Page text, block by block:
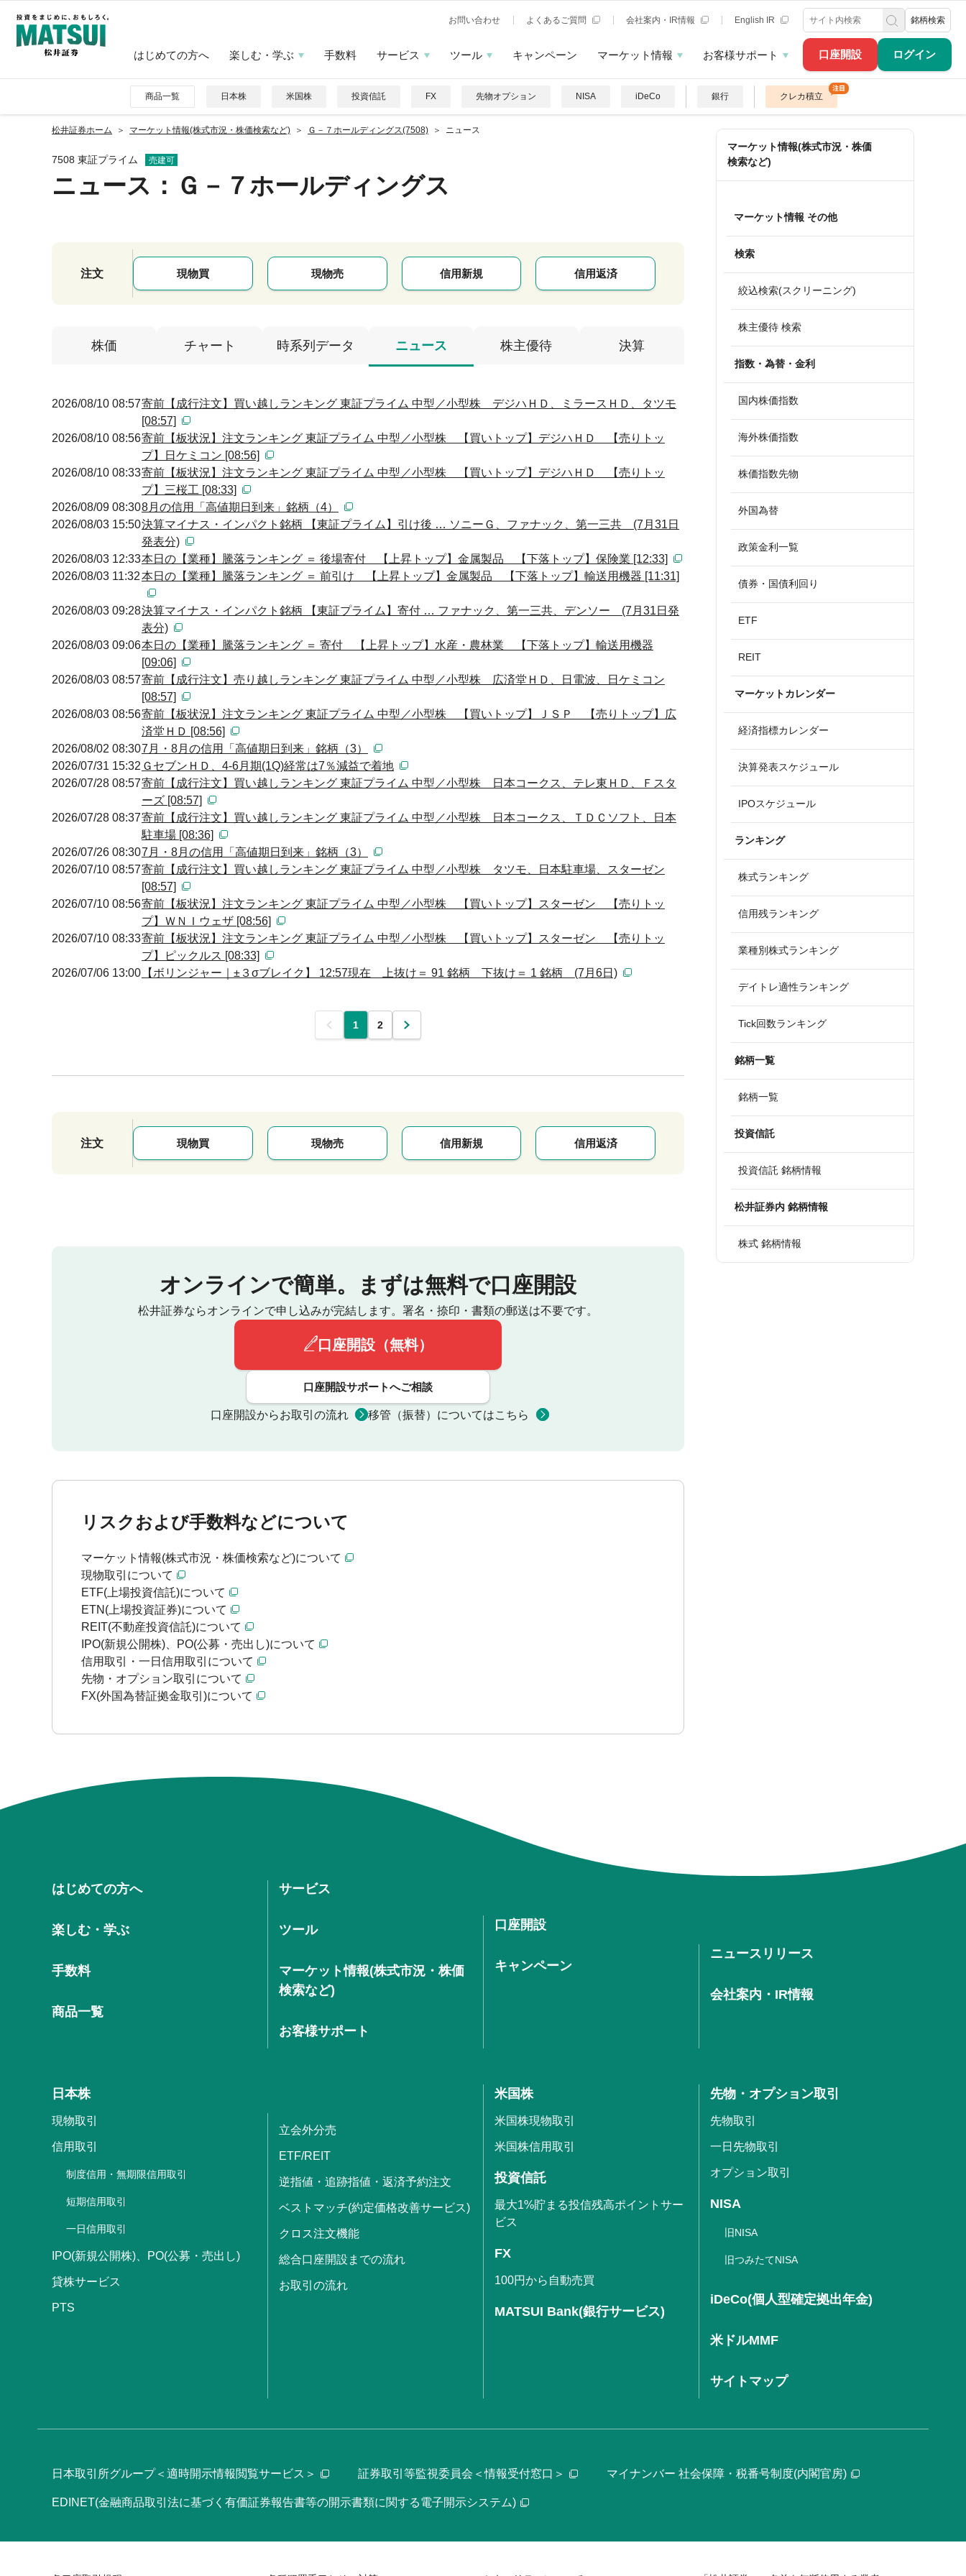
口座開設 ログイン
お問い合わせ よくあるご質問 会社案内・IR情報 English IR 銘柄検索
はじめての方へ 楽しむ・学ぶ 手数料 サービス ツール キャンペーン マーケット情報 お客様サポート
商品一覧 日本株 米国株 投資信託 FX 先物オプション NISA iDeCo 銀行 クレカ積立
松井証券ホーム マーケット情報(株式市況・株価検索など) Ｇ－７ホールディングス(7508) ニュース
7508 東証プライム 売建可
ニュース ：Ｇ－７ホールディングス
注文 現物買 現物売 信用新規 信用返済
株価 チャート 時系列データ ニュース 株主優待 決算
2026/08/10 08:57寄前【成行注文】買い越しランキング 東証プライム 中型／小型株 デジハＨＤ、ミラースＨＤ、タツモ
[08:57]
2026/08/10 08:56寄前【板状況】注文ランキング 東証プライム 中型／小型株 【買いトップ】デジハＨＤ 【売りトッ
プ】日ケミコン [08:56]
2026/08/10 08:33寄前【板状況】注文ランキング 東証プライム 中型／小型株 【買いトップ】デジハＨＤ 【売りトッ
プ】三桜工 [08:33]
2026/08/09 08:308月の信用「高値期日到来」銘柄（4）
2026/08/03 15:50決算マイナス・インパクト銘柄 【東証プライム】引け後 … ソニーＧ、ファナック、第一三共 (7月31日
発表分)
2026/08/03 12:33本日の【業種】騰落ランキング ＝ 後場寄付 【上昇トップ】金属製品 【下落トップ】保険業 [12:33]
2026/08/03 11:32本日の【業種】騰落ランキング ＝ 前引け 【上昇トップ】金属製品 【下落トップ】輸送用機器 [11:31]
2026/08/03 09:28決算マイナス・インパクト銘柄 【東証プライム】寄付 … ファナック、第一三共、デンソー (7月31日発
表分)
2026/08/03 09:06本日の【業種】騰落ランキング ＝ 寄付 【上昇トップ】水産・農林業 【下落トップ】輸送用機器
[09:06]
2026/08/03 08:57寄前【成行注文】売り越しランキング 東証プライム 中型／小型株 広済堂ＨＤ、日電波、日ケミコン
[08:57]
2026/08/03 08:56寄前【板状況】注文ランキング 東証プライム 中型／小型株 【買いトップ】ＪＳＰ 【売りトップ】広
済堂ＨＤ [08:56]
2026/08/02 08:307月・8月の信用「高値期日到来」銘柄（3）
2026/07/31 15:32 ＧセブンＨＤ、4-6月期(1Q)経常は7％減益で着地
2026/07/28 08:57寄前【成行注文】買い越しランキング 東証プライム 中型／小型株 日本コークス、テレ東ＨＤ、Ｆスタ
ーズ [08:57]
2026/07/28 08:37寄前【成行注文】買い越しランキング 東証プライム 中型／小型株 日本コークス、ＴＤＣソフト、日本
駐車場 [08:36]
2026/07/26 08:307月・8月の信用「高値期日到来」銘柄（3）
2026/07/10 08:57寄前【成行注文】買い越しランキング 東証プライム 中型／小型株 タツモ、日本駐車場、スターゼン
[08:57]
2026/07/10 08:56寄前【板状況】注文ランキング 東証プライム 中型／小型株 【買いトップ】スターゼン 【売りトッ
プ】ＷＮＩウェザ [08:56]
2026/07/10 08:33寄前【板状況】注文ランキング 東証プライム 中型／小型株 【買いトップ】スターゼン 【売りトッ
プ】ピックルス [08:33]
2026/07/06 13:00 【ボリンジャー｜±３σブレイク】 12:57現在 上抜け＝ 91 銘柄 下抜け＝ 1 銘柄 (7月6日)
前 1 2 次
注文 現物買 現物売 信用新規 信用返済
オンラインで簡単。 まずは無料で口座開設
松井証券ならオンラインで申し込みが完結します。 署名・捺印・書類の郵送は不要です。
口座開設（無料）
口座開設サポートへご相談
口座開設からお取引の流れ 移管（振替）についてはこちら
リスクおよび手数料などについて
マーケット情報(株式市況・株価検索など)について
現物取引について
ETF(上場投資信託)について
ETN(上場投資証券)について
REIT(不動産投資信託)について
IPO(新規公開株)、PO(公募・売出し)について
信用取引・一日信用取引について
先物・オプション取引について
FX(外国為替証拠金取引)について
マーケット情報(株式市況・株価
検索など)
マーケット情報 その他
検索
絞込検索(スクリーニング)
株主優待 検索
指数・為替・金利
国内株価指数
海外株価指数
株価指数先物
外国為替
政策金利一覧
債券・国債利回り
ETF
REIT
マーケットカレンダー
経済指標カレンダー
決算発表スケジュール
IPOスケジュール
ランキング
株式ランキング
信用残ランキング
業種別株式ランキング
デイトレ適性ランキング
Tick回数ランキング
銘柄一覧
銘柄一覧
投資信託
投資信託 銘柄情報
松井証券内 銘柄情報
株式 銘柄情報
はじめての方へ
楽しむ・学ぶ
手数料
商品一覧
サービス
ツール
マーケット情報(株式市況・株価
検索など)
お客様サポート
口座開設
キャンペーン
ニュースリリース
会社案内・IR情報
日本株
現物取引
信用取引
制度信用・無期限信用取引
短期信用取引
一日信用取引
IPO(新規公開株)、PO(公募・売出し)
貸株サービス
PTS
立会外分売
ETF/REIT
逆指値・追跡指値・返済予約注文
ベストマッチ(約定価格改善サービス)
クロス注文機能
総合口座開設までの流れ
お取引の流れ
米国株
米国株現物取引
米国株信用取引
投資信託
最大1%貯まる投信残高ポイントサー
ビス
FX
100円から自動売買
MATSUI Bank(銀行サービス)
先物・オプション取引
先物取引
一日先物取引
オプション取引
NISA
旧NISA
旧つみたてNISA
iDeCo(個人型確定拠出年金)
米ドルMMF
サイトマップ
日本取引所グループ＜適時開示情報閲覧サービス＞ 証券取引等監視委員会＜情報受付窓口＞ マイナンバー 社会保障・税番号制度(内閣官房)
EDINET(金融商品取引法に基づく有価証券報告書等の開示書類に関する電子開示システム)